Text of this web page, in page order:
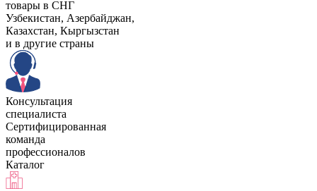
товары в СНГ
Узбекистан, Aзербайджан,
Казахстан, Кыргызстан
и в другие страны
Консультация
специалиста
Сертифицированная
команда
профессионалов
Каталог